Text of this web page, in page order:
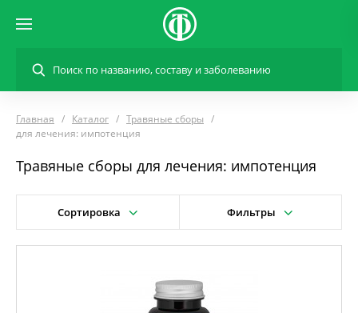
Главная Каталог
Травяные сборы
для лечения: импотенция
Травяные сборы для лечения: импотенция
Сортировка Фильтры